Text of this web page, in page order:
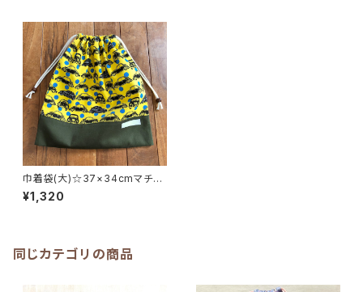
巾着袋(大)☆37×34cmマチ8c
mイエロー【かっこいい車柄】★
KD.42 男の子 英字 ドット
¥1,320
同じカテゴリの商品